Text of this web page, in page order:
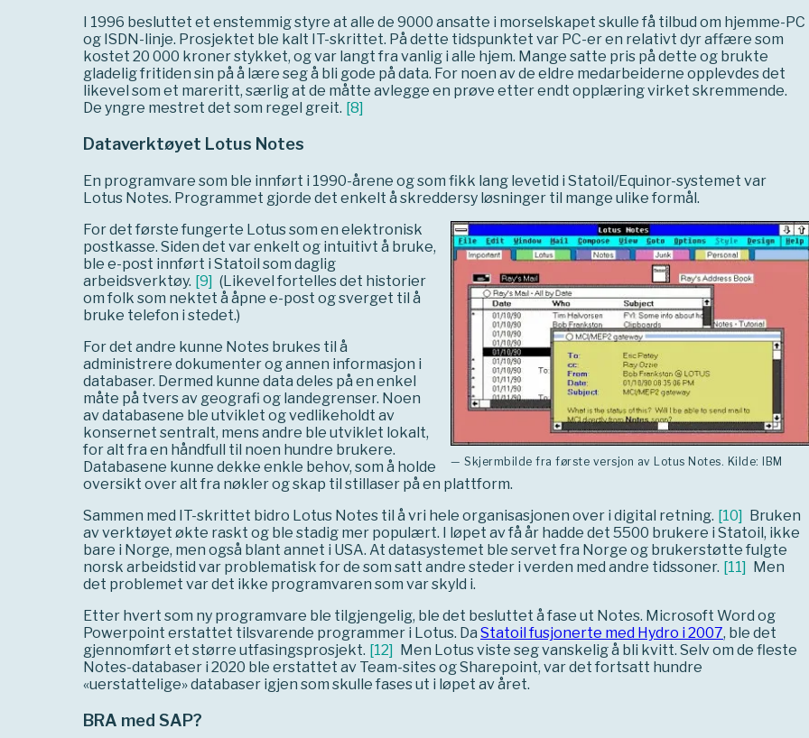
I 1996 besluttet et enstemmig styre at alle de 9000 ansatte i morselskapet skulle få tilbud om hjemme-PC
og ISDN-linje. Prosjektet ble kalt IT-skrittet. På dette tidspunktet var PC-er en relativt dyr affære som
kostet 20 000 kroner stykket, og var langt fra vanlig i alle hjem. Mange satte pris på dette og brukte
gladelig fritiden sin på å lære seg å bli gode på data. For noen av de eldre medarbeiderne opplevdes det
likevel som et mareritt, særlig at de måtte avlegge en prøve etter endt opplæring virket skremmende.
De yngre mestret det som regel greit. [8]
Dataverktøyet Lotus Notes
En programvare som ble innført i 1990-årene og som fikk lang levetid i Statoil/Equinor-systemet var
Lotus Notes. Programmet gjorde det enkelt å skreddersy løsninger til mange ulike formål.
— Skjermbilde fra første versjon av Lotus Notes. Kilde: IBM
For det første fungerte Lotus som en elektronisk
postkasse. Siden det var enkelt og intuitivt å bruke,
ble e-post innført i Statoil som daglig
arbeidsverktøy. [9] (Likevel fortelles det historier
om folk som nektet å åpne e-post og sverget til å
bruke telefon i stedet.)
For det andre kunne Notes brukes til å
administrere dokumenter og annen informasjon i
databaser. Dermed kunne data deles på en enkel
måte på tvers av geografi og landegrenser. Noen
av databasene ble utviklet og vedlikeholdt av
konsernet sentralt, mens andre ble utviklet lokalt,
for alt fra en håndfull til noen hundre brukere.
Databasene kunne dekke enkle behov, som å holde
oversikt over alt fra nøkler og skap til stillaser på en plattform.
Sammen med IT-skrittet bidro Lotus Notes til å vri hele organisasjonen over i digital retning. [10] Bruken
av verktøyet økte raskt og ble stadig mer populært. I løpet av få år hadde det 5500 brukere i Statoil, ikke
bare i Norge, men også blant annet i USA. At datasystemet ble servet fra Norge og brukerstøtte fulgte
norsk arbeidstid var problematisk for de som satt andre steder i verden med andre tidssoner. [11] Men
det problemet var det ikke programvaren som var skyld i.
Etter hvert som ny programvare ble tilgjengelig, ble det besluttet å fase ut Notes. Microsoft Word og
Powerpoint erstattet tilsvarende programmer i Lotus. Da Statoil fusjonerte med Hydro i 2007, ble det
gjennomført et større utfasingsprosjekt. [12] Men Lotus viste seg vanskelig å bli kvitt. Selv om de fleste
Notes-databaser i 2020 ble erstattet av Team-sites og Sharepoint, var det fortsatt hundre
«uerstattelige» databaser igjen som skulle fases ut i løpet av året.
BRA med SAP?